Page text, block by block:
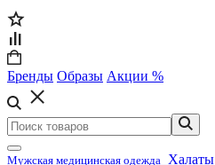
Бренды Образы Акции %
Мужская медицинская одежда Халаты